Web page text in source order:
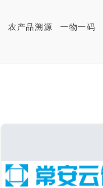
农产品溯源 一物一码